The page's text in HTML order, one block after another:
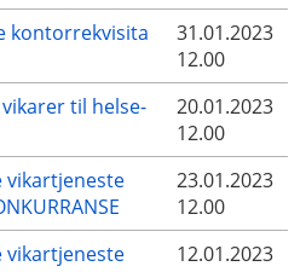
kontorrekvisita
31.01.2023
12.00
vikarer til helse-
20.01.2023
12.00
vikartjeneste
23.01.2023
12.00
vikartjeneste
12.01.2023